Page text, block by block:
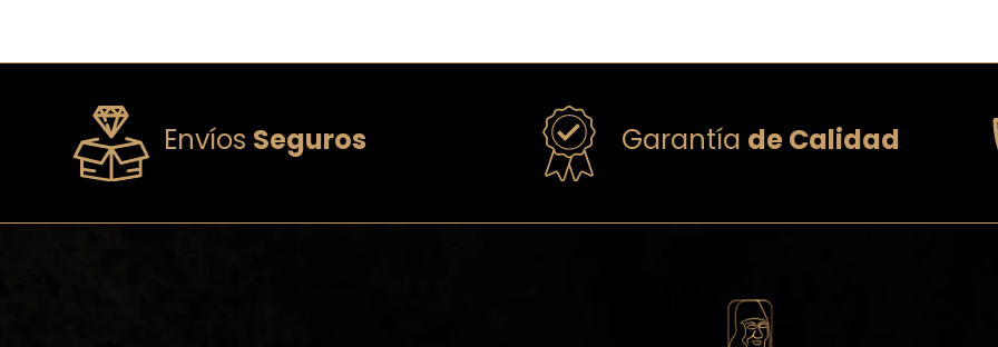
Envíos Seguros Garantía de Calidad